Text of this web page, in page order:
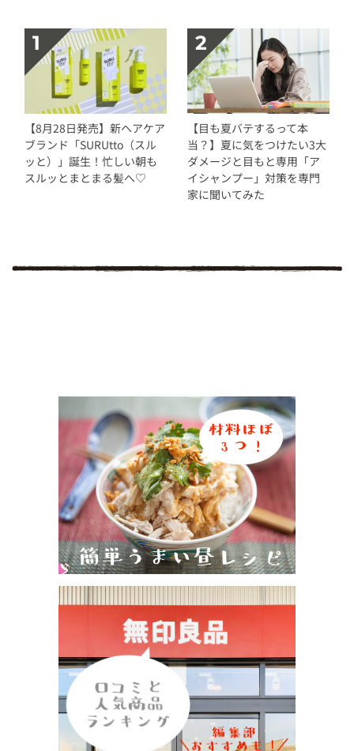
【8月28日発売】新ヘアケア
ブランド「SURUtto（スル
ッと）」誕生！忙しい朝も
スルッとまとまる髪へ♡
【目も夏バテするって本
当？】夏に気をつけたい3大
ダメージと目もと専用「ア
イシャンプー」対策を専門
家に聞いてみた